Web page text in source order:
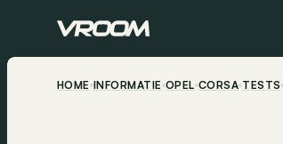
HOME INFORMATIE OPEL CORSA TESTS